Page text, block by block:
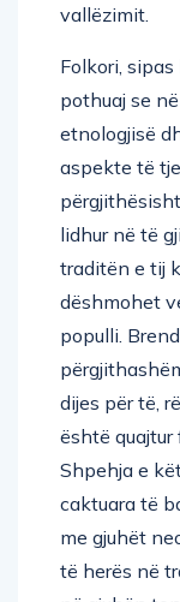
vallëzimit.
Folkori,
pothuaj se
etnologjisë
aspekte të
lidhur në të
traditën e tij
dëshmohet
populli.
dijes për të,
është quajtur
Shpehja e
caktuara të
me gjuhët
të herës në